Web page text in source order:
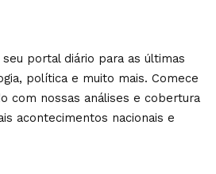
seu portal diário para as últimas
política e muito mais. Comece
com nossas análises e cobertura
acontecimentos nacionais e